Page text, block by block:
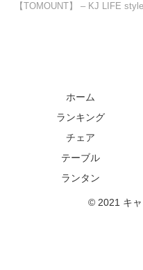
【TOMOUNT】 – KJ LIFE style
ホーム
ランキング
チェア
テーブル
ランタン
© 2021 キ